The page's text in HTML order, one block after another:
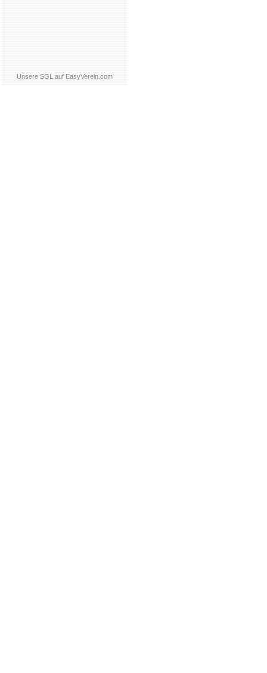
Unsere SGL auf EasyVerein.com